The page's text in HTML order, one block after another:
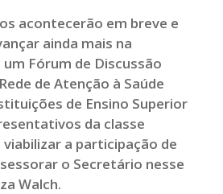
acontecerão em breve e
ainda mais na
Fórum de Discussão
de Atenção à Saúde
de Ensino Superior
da classe
a participação de
o Secretário nesse
Walch.